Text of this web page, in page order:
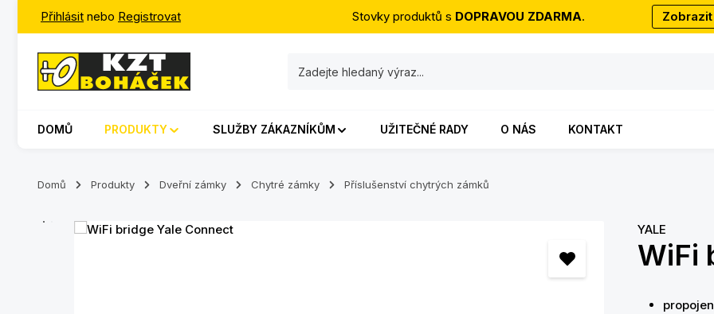
na hlavní obsah
Přeskočit na vyhledávání
Přeskočit na hlavní navigaci
Přihlásit nebo Registrovat Stovky produktů s DOPRAVOU ZDARMA.
DOMŮ PRODUKTY SLUŽBY ZÁKAZNÍKŮM UŽITEČNÉ RADY O NÁS KONTAKT
Domů Produkty Dveřní zámky Chytré zámky Příslušenství chytrých zámků
Přeskočit galerii obrázků YALE
WiFi